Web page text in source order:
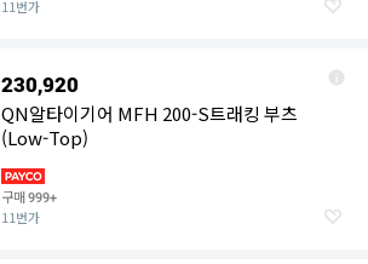
11번가
230,920
QN알타이기어 MFH 200-S트래킹 부츠
(Low-Top)
구매999+
11번가